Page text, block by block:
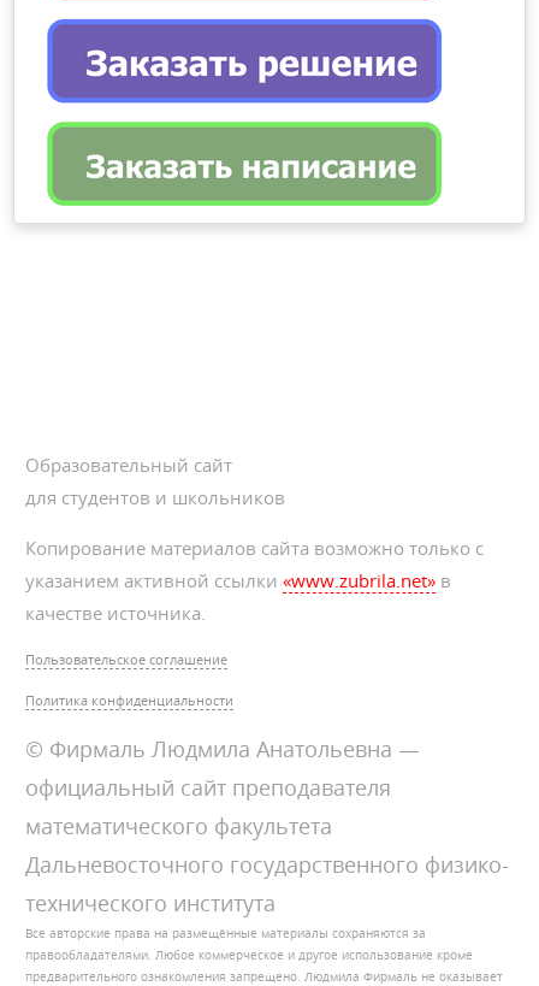
Образовательный сайт
для студентов и школьников
Копирование материалов сайта возможно только с
указанием активной ссылки«www.zubrila.net» в
качестве источника.
Пользовательское соглашение
Политика конфиденциальности
© Фирмаль Людмила Анатольевна —
официальный сайт преподавателя
математического факультета
Дальневосточного государственного физико-
технического института
Все авторские права на размещённые материалы сохраняются за
правообладателями. Любое коммерческое и другое использование кроме
предварительного ознакомления запрещено. Людмила Фирмаль не оказывает